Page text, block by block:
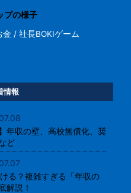
プの様子
金 /社長BOKIゲーム
情報
年収の壁、高校無償化、奨
ど
る？複雑すぎる「年収の
解説！